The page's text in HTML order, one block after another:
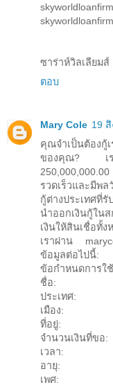
ซาร่าห์วิลเลียมส์
ตอบ
Mary Cole 19
คุณจำเป็นต้องกู้
ของคุณ? เร
รวดเร็วและมีพล
กู้ต่างประเทศที่
นำออกเงินกู้ใน
เงินให้สินเชื่อทั้
เราผ่าน
ข้อมูลต่อไปนี้:
ข้อกำหนดการใ
ชื่อ:
ประเทศ:
เมือง:
ที่อยู่:
จำนวนเงินที่ขอ:
เวลา:
อายุ:
เพศ: